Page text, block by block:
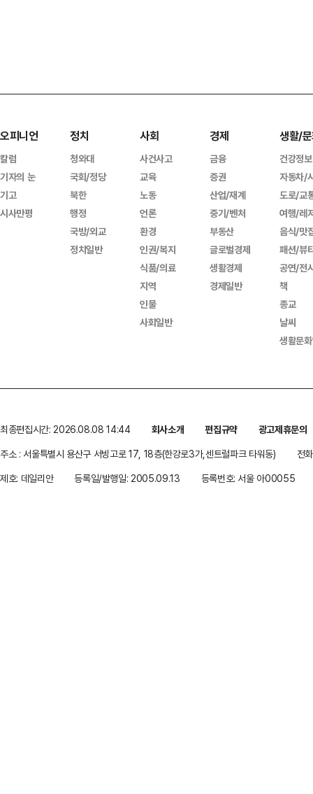
오피니언
칼럼
기자의 눈
기고
시사만평
정치
청와대
국회/정당
북한
행정
국방/외교
정치일반
사회
사건사고
교육
노동
언론
환경
인권/복지
식품/의료
지역
인물
사회일반
경제
금융
증권
산업/재계
중기/벤처
부동산
글로벌경제
생활경제
경제일반
생활/
건강정보
자동차/
도로/교
여행/레
음식/맛
패션/뷰
공연/전
책
종교
날씨
생활문
최종편집시간: 2026.08.08 14:44 회사소개 편집규약
광고제휴문의
주소 : 서울특별시 용산구 서빙고로 17, 18층(한강로3가,센트럴파크 타워동)
전
제호: 데일리안
등록일/발행일: 2005.09.13 등록번호: 서울 아00055